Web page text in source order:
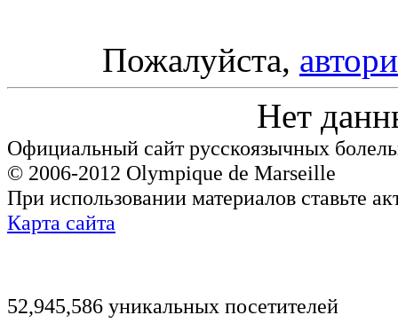
Пожалуйста,
Нет
Официальный сайт русскоязычных
© 2006-2012 Olympique de Marseille
При использовании материалов ставьте
Карта сайта
52,945,586 уникальных посетителей